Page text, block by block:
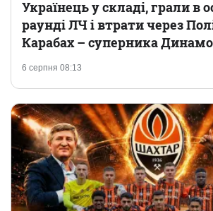
6 серпня 08:13
Українець у складі, грали в
раунді ЛЧ і втрати через
Карабах – суперника Динамо